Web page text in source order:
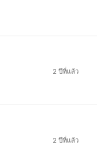
2 ปีที่แล้ว
2 ปีที่แล้ว